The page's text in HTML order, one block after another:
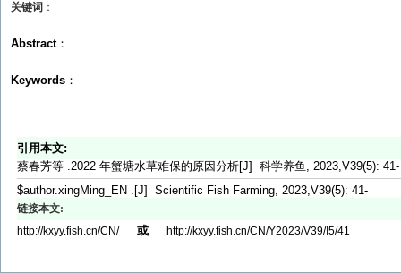
关键词 ：
Abstract：
Keywords ：
引用本文:
蔡春芳等 .2022 年蟹塘水草难保的原因分析[J] 科学养鱼, 2023,V39(5): 41-
$author.xingMing_EN .[J] Scientific Fish Farming, 2023,V39(5): 41-
链接本文:
http://kxyy.fish.cn/CN/
或 http://kxyy.fish.cn/CN/Y2023/V39/I5/41